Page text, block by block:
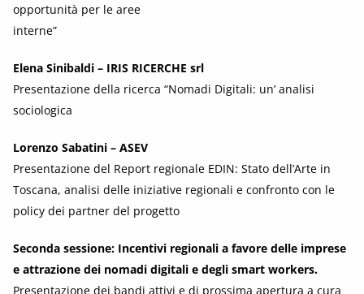
opportunità per le aree
interne”
Elena Sinibaldi – IRIS RICERCHE srl
Presentazione della ricerca “Nomadi Digitali: un’ analisi
sociologica
Lorenzo Sabatini – ASEV
Presentazione del Report regionale EDIN: Stato dell’Arte in
Toscana, analisi delle iniziative regionali e confronto con le
policy dei partner del progetto
Seconda sessione: Incentivi regionali a favore delle imprese
e attrazione dei nomadi digitali e degli smart workers.
Presentazione dei bandi attivi e di prossima apertura a cura